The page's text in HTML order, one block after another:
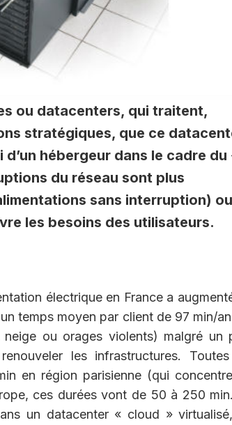
ou datacenters, qui traitent,
stratégiques, que ce
hébergeur dans le cadre du
du réseau sont plus
sans interruption)
les besoins des utilisateurs.
électrique en France a
temps moyen par client de 97 min/
ou orages violents) malgré un
les infrastructures.
en région parisienne (qui
ces durées vont de 50 à 250
un datacenter « cloud »